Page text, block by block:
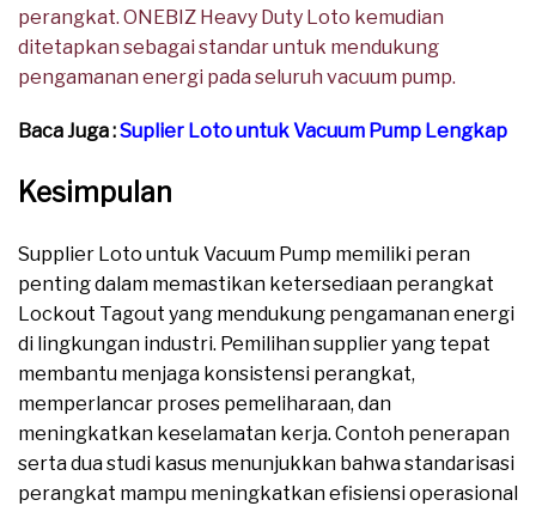
perangkat. ONEBIZ Heavy Duty Loto kemudian
ditetapkan sebagai standar untuk mendukung
pengamanan energi pada seluruh vacuum pump.
Baca Juga :Suplier Loto untuk Vacuum Pump Lengkap
Kesimpulan
Supplier Loto untuk Vacuum Pump memiliki peran
penting dalam memastikan ketersediaan perangkat
Lockout Tagout yang mendukung pengamanan energi
di lingkungan industri. Pemilihan supplier yang tepat
membantu menjaga konsistensi perangkat,
memperlancar proses pemeliharaan, dan
meningkatkan keselamatan kerja. Contoh penerapan
serta dua studi kasus menunjukkan bahwa standarisasi
perangkat mampu meningkatkan efisiensi operasional